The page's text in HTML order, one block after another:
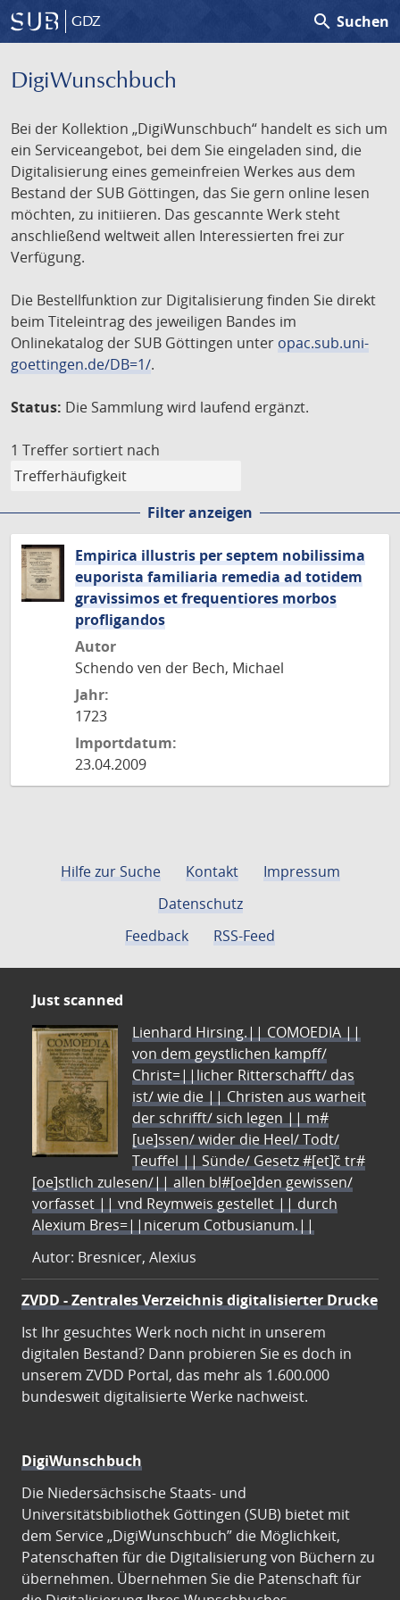
GDZ search Suchen
DigiWunschbuch
Bei der Kollektion „DigiWunschbuch“ handelt es sich um
ein Serviceangebot, bei dem Sie eingeladen sind, die
Digitalisierung eines gemeinfreien Werkes aus dem
Bestand der SUB Göttingen, das Sie gern online lesen
möchten, zu initiieren. Das gescannte Werk steht
anschließend weltweit allen Interessierten frei zur
Verfügung.
Die Bestellfunktion zur Digitalisierung finden Sie direkt
beim Titeleintrag des jeweiligen Bandes im
Onlinekatalog der SUB Göttingen unter opac.sub.uni-
goettingen.de/DB=1/.
Status: Die Sammlung wird laufend ergänzt.
1 Treffer sortiert nach
Filter anzeigen
Empirica illustris per septem nobilissima
euporista familiaria remedia ad totidem
gravissimos et frequentiores morbos
profligandos
Autor
Schendo ven der Bech, Michael
Jahr:
1723
Importdatum:
23.04.2009
Hilfe zur Suche Kontakt
Impressum
Datenschutz
Feedback
RSS-Feed
Just scanned
Lienhard Hirsing.|| COMOEDIA ||
von dem geystlichen kampff/
Christ=||licher Ritterschafft/ das
ist/ wie die || Christen aus warheit
der schrifft/ sich legen || m#
[ue]ssen/ wider die Heel/ Todt/
Teuffel || Sünde/ Gesetz #[et]c̃ tr#
[oe]stlich zulesen/|| allen bl#[oe]den gewissen/
vorfasset || vnd Reymweis gestellet || durch
Alexium Bres=||nicerum Cotbusianum.||
Autor: Bresnicer, Alexius
ZVDD - Zentrales Verzeichnis digitalisierter Drucke
Ist Ihr gesuchtes Werk noch nicht in unserem
digitalen Bestand? Dann probieren Sie es doch in
unserem ZVDD Portal, das mehr als 1.600.000
bundesweit digitalisierte Werke nachweist.
DigiWunschbuch
Die Niedersächsische Staats- und
Universitätsbibliothek Göttingen (SUB) bietet mit
dem Service „DigiWunschbuch” die Möglichkeit,
Patenschaften für die Digitalisierung von Büchern zu
übernehmen. Übernehmen Sie die Patenschaft für